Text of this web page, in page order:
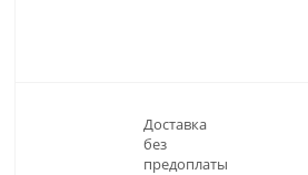
Доставка
без
предоплаты